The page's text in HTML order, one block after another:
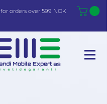
for orders over 599 NOK